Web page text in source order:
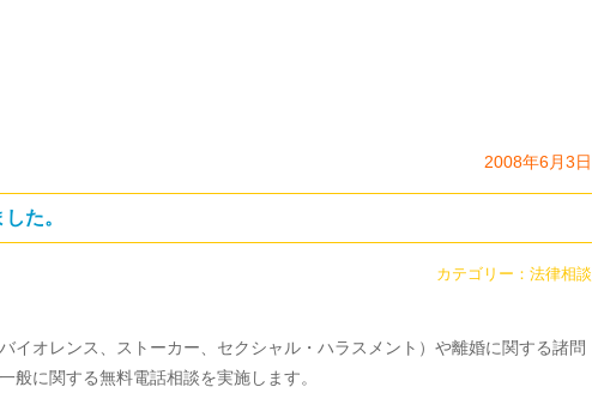
2008年6月3日
た。
カテゴリー： 法律相談
オレンス、ストーカー、セクシャル・ハラスメント）や離婚に関する諸問
般に関する無料電話相談を実施します。